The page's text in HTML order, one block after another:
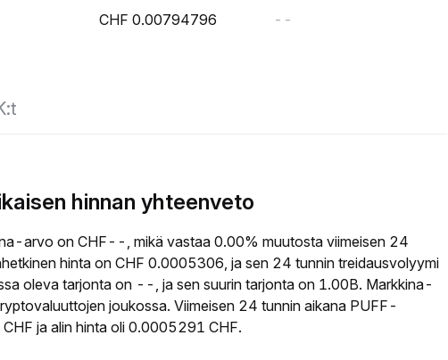
0.00794796 --
hinnan yhteenveto
arvo on CHF--, mikä vastaa 0.00% muutosta viimeisen 24
hinta on CHF 0.0005306, ja sen 24 tunnin treidausvolyymi
oleva tarjonta on --, ja sen suurin tarjonta on 1.00B. Markkina-
joukossa. Viimeisen 24 tunnin aikana PUFF-
ja alin hinta oli 0.0005291 CHF.